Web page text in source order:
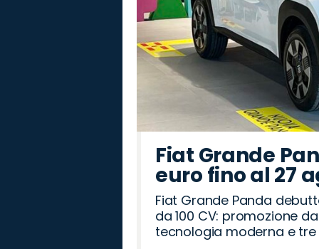
Fiat Grande
euro fino al 27
Fiat Grande Panda
da 100 CV: promozione
tecnologia moderna e